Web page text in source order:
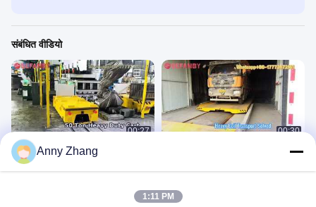
संबंधित वीडियो
00:27
2टी प्रोफेशनल रेल केबल रील ट्रांसफर कार्ट,
इंटेलिजेंट ओपेरा के साथ कस्टम काउंटरटॉप
00:30
रेल पर अनुकूलित इलेक्ट्रिकल ट्रांसफर ट्रॉली,
January 30, 2026
Anny Zhang
1:11 PM